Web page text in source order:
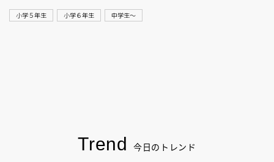
小学５年生 小学６年生 中学生〜
Trend 今日のトレンド